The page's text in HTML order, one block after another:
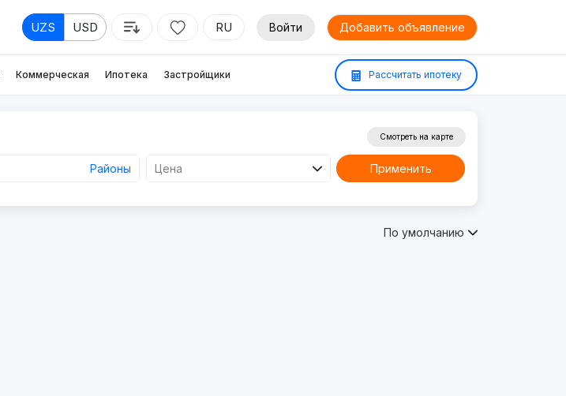
UZS USD RU Войти Добавить объявление
Коммерческая Ипотека Застройщики Рассчитать ипотеку
Районы Цена
Смотреть на карте
Применить
По умолчанию